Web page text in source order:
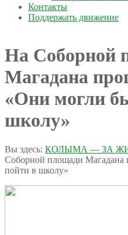
Контакты
Поддержать движение
На Соборной
Магадана
«Они могли
школу»
Вы здесь: КОЛЫМА — ЗА
Соборной площади
пойти в школу»